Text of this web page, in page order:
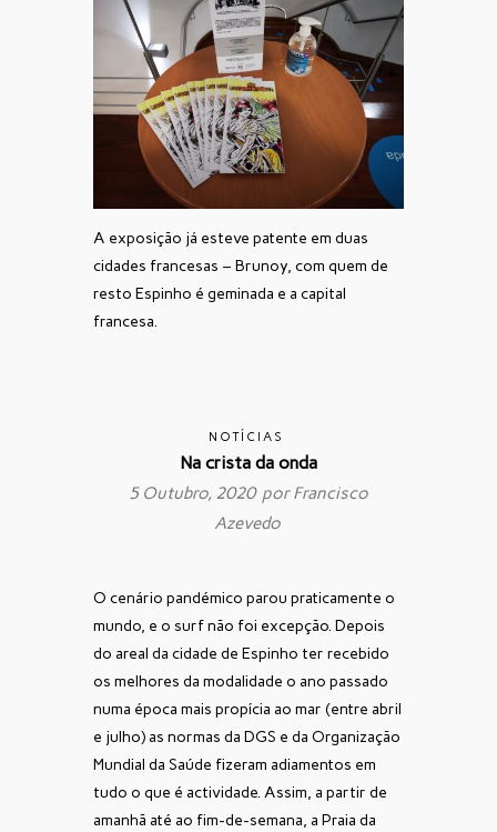
A exposição já esteve patente em duas
cidades francesas – Brunoy, com quem de
resto Espinho é geminada e a capital
francesa.
NOTÍCIAS
Na crista da onda
5 Outubro, 2020 porFrancisco
Azevedo
O cenário pandémico parou praticamente o
mundo, e o surf não foi excepção. Depois
do areal da cidade de Espinho ter recebido
os melhores da modalidade o ano passado
numa época mais propícia ao mar (entre abril
e julho) as normas da DGS e da Organização
Mundial da Saúde fizeram adiamentos em
tudo o que é actividade. Assim, a partir de
amanhã até ao fim-de-semana, a Praia da